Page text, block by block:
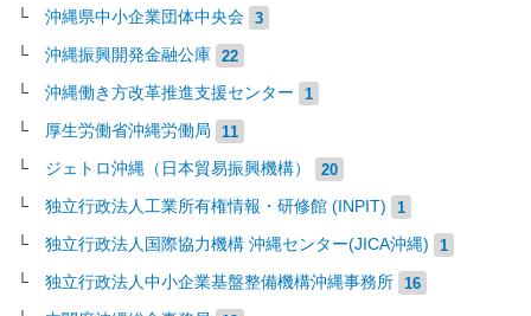
沖縄県中小企業団体中央会 3
沖縄振興開発金融公庫 22
沖縄働き方改革推進支援センター 1
厚生労働省沖縄労働局 11
ジェトロ沖縄（日本貿易振興機構） 20
独立行政法人工業所有権情報・研修館 (INPIT) 1
独立行政法人国際協力機構 沖縄センター(JICA沖縄) 1
独立行政法人中小企業基盤整備機構沖縄事務所 16